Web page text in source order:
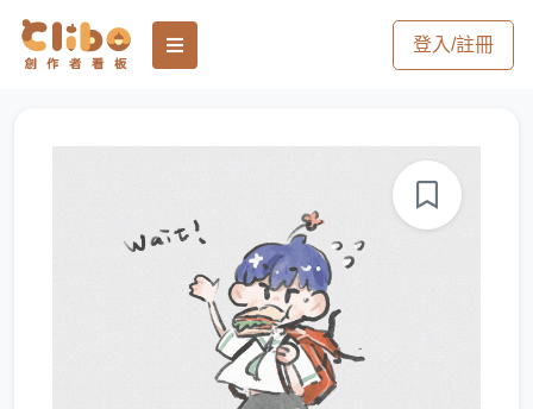
登入/註冊